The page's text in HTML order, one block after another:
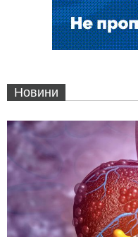
Новини